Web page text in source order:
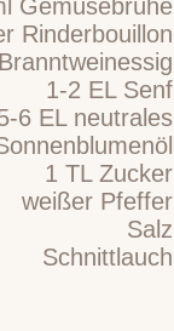
Gemüsebrühe
Rinderbouillon
Branntweinessig
1-2 EL Senf
6 EL neutrales
1 TL Zucker
weißer Pfeffer
Salz
Schnittlauch